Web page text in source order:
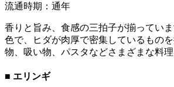
流通時期：通年
香りと旨み、食感の三拍子が揃ってい
色で、ヒダが肉厚で密集しているもの
物、吸い物、パスタなどさまざまな料理
■ エリンギ